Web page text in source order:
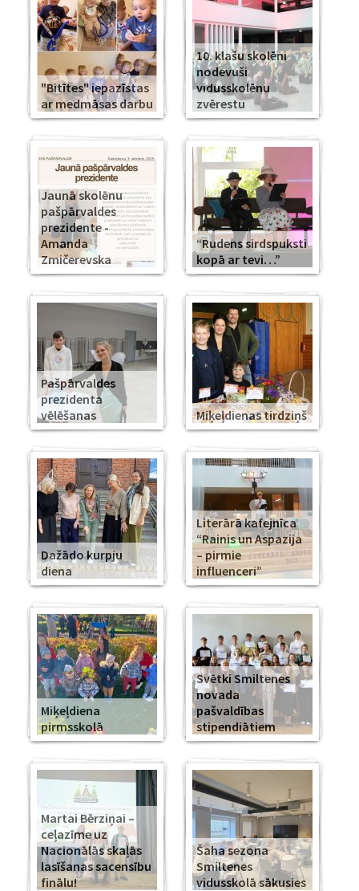
"Bitītes" iepazīstas
ar medmāsas darbu
10. klašu skolēni
nodevuši
vidusskolēnu
zvērestu
Jaunā skolēnu
pašpārvaldes
prezidente -
Amanda
Zmičerevska
“Rudens sirdspuksti
kopā ar tevi…”
Pašpārvaldes
prezidenta
vēlēšanas
Miķeļdienas tirdziņš
Dažādo kurpju
diena
Literārā kafejnīca
“Rainis un Aspazija
– pirmie
influenceri”
Miķeļdiena
pirmsskolā
Svētki Smiltenes
novada
pašvaldības
stipendiātiem
Martai Bērziņai –
ceļazīme uz
Nacionālās skaļās
lasīšanas sacensību
finālu!
Šaha sezona
Smiltenes
vidusskolā sākusies